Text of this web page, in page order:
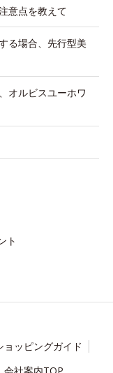
意点を教えて
る場合、先行型美
オルビスユーホワ
ト
ョッピングガイド